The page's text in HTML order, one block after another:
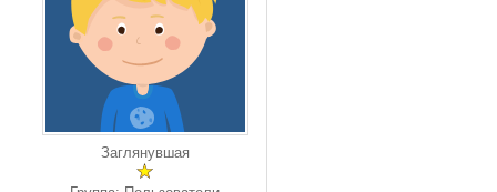
Заглянувшая